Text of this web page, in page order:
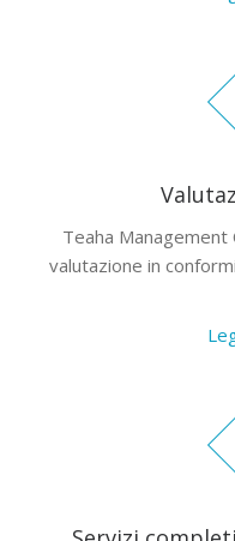
Teaha
valutazione in